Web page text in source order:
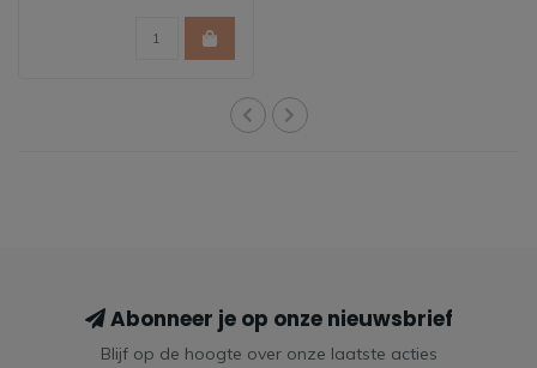
Abonneer je op onze nieuwsbrief
Blijf op de hoogte over onze laatste acties